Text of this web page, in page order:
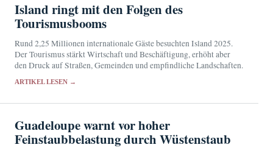
Island ringt mit den Folgen des
Tourismusbooms
Rund 2,25 Millionen internationale Gäste besuchten Island 2025.
Der Tourismus stärkt Wirtschaft und Beschäftigung, erhöht aber
den Druck auf Straßen, Gemeinden und empfindliche Landschaften.
ARTIKEL LESEN →
Guadeloupe warnt vor hoher
Feinstaubbelastung durch Wüstenstaub